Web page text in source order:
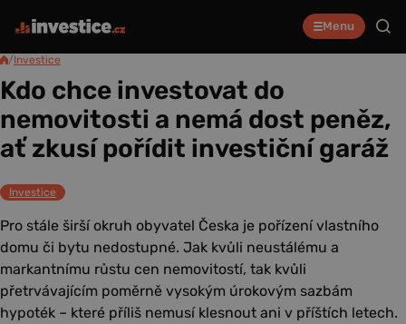
Menu
/Investice
Kdo chce investovat do
nemovitosti a nemá dost peněz,
ať zkusí pořídit investiční garáž
Investice
Pro stále širší okruh obyvatel Česka je pořízení vlastního
domu či bytu nedostupné. Jak kvůli neustálému a
markantnímu růstu cen nemovitostí, tak kvůli
přetrvávajícím poměrně vysokým úrokovým sazbám
hypoték – které příliš nemusí klesnout ani v příštích letech.